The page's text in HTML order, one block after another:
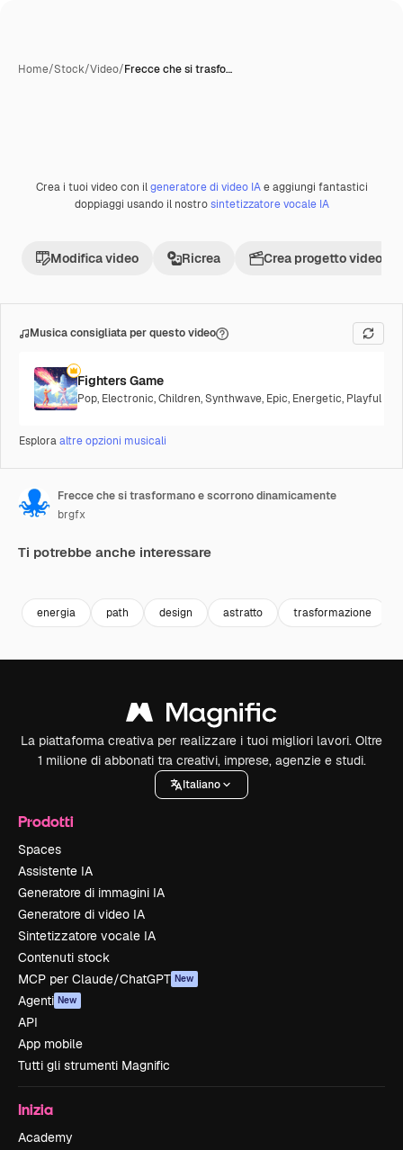
Home/Stock/Video/Frecce che si trasfo…
Premium
Crea i tuoi video con ilgeneratore di video IAe aggiungi fantastici
doppiaggi usando il nostrosintetizzatore vocale IA
Modifica video Ricrea Crea progetto video
Musica consigliata per questo video
Fighters Game
Pop, Electronic,Children,Synthwave, Epic, Energetic, Playful
Esploraaltre opzioni musicali
Frecce che si trasformano e scorrono dinamicamente
brgfx
Ti potrebbe anche interessare
energia path design astratto trasformazione
La piattaforma creativa per realizzare i tuoi migliori lavori. Oltre
1 milione di abbonati tra creativi, imprese, agenzie e studi.
Italiano
Prodotti
Spaces
Assistente IA
Generatore di immagini IA
Generatore di video IA
Sintetizzatore vocale IA
Contenuti stock
MCP per Claude/ChatGPT New
Agenti New
API
App mobile
Tutti gli strumenti Magnific
Inizia
Academy